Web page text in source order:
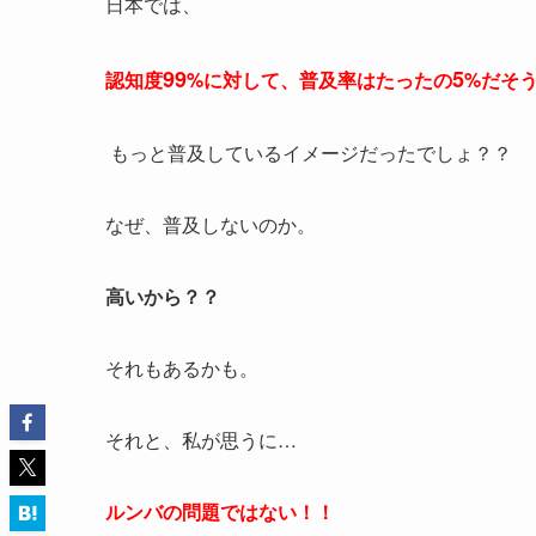
認知度99%に対して、普及率はたったの5%だそ
もっと普及しているイメージだったでしょ？？
なぜ、普及しないのか。
高いから？？
それもあるかも。
それと、私が思うに…
ルンバの問題ではない！！